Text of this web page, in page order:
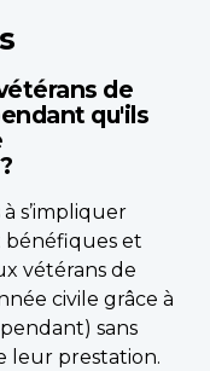
de
qu'ils
s’impliquer
bénéfiques et
vétérans de
civile grâce à
sans
leur prestation.